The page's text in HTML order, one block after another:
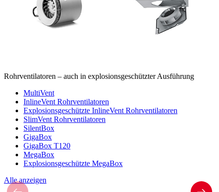
Rohrventilatoren – auch in explosionsgeschützter Ausführung
MultiVent
InlineVent Rohrventilatoren
Explosionsgeschützte InlineVent Rohrventilatoren
SlimVent Rohrventilatoren
SilentBox
GigaBox
GigaBox T120
MegaBox
Explosionsgeschützte MegaBox
Alle anzeigen